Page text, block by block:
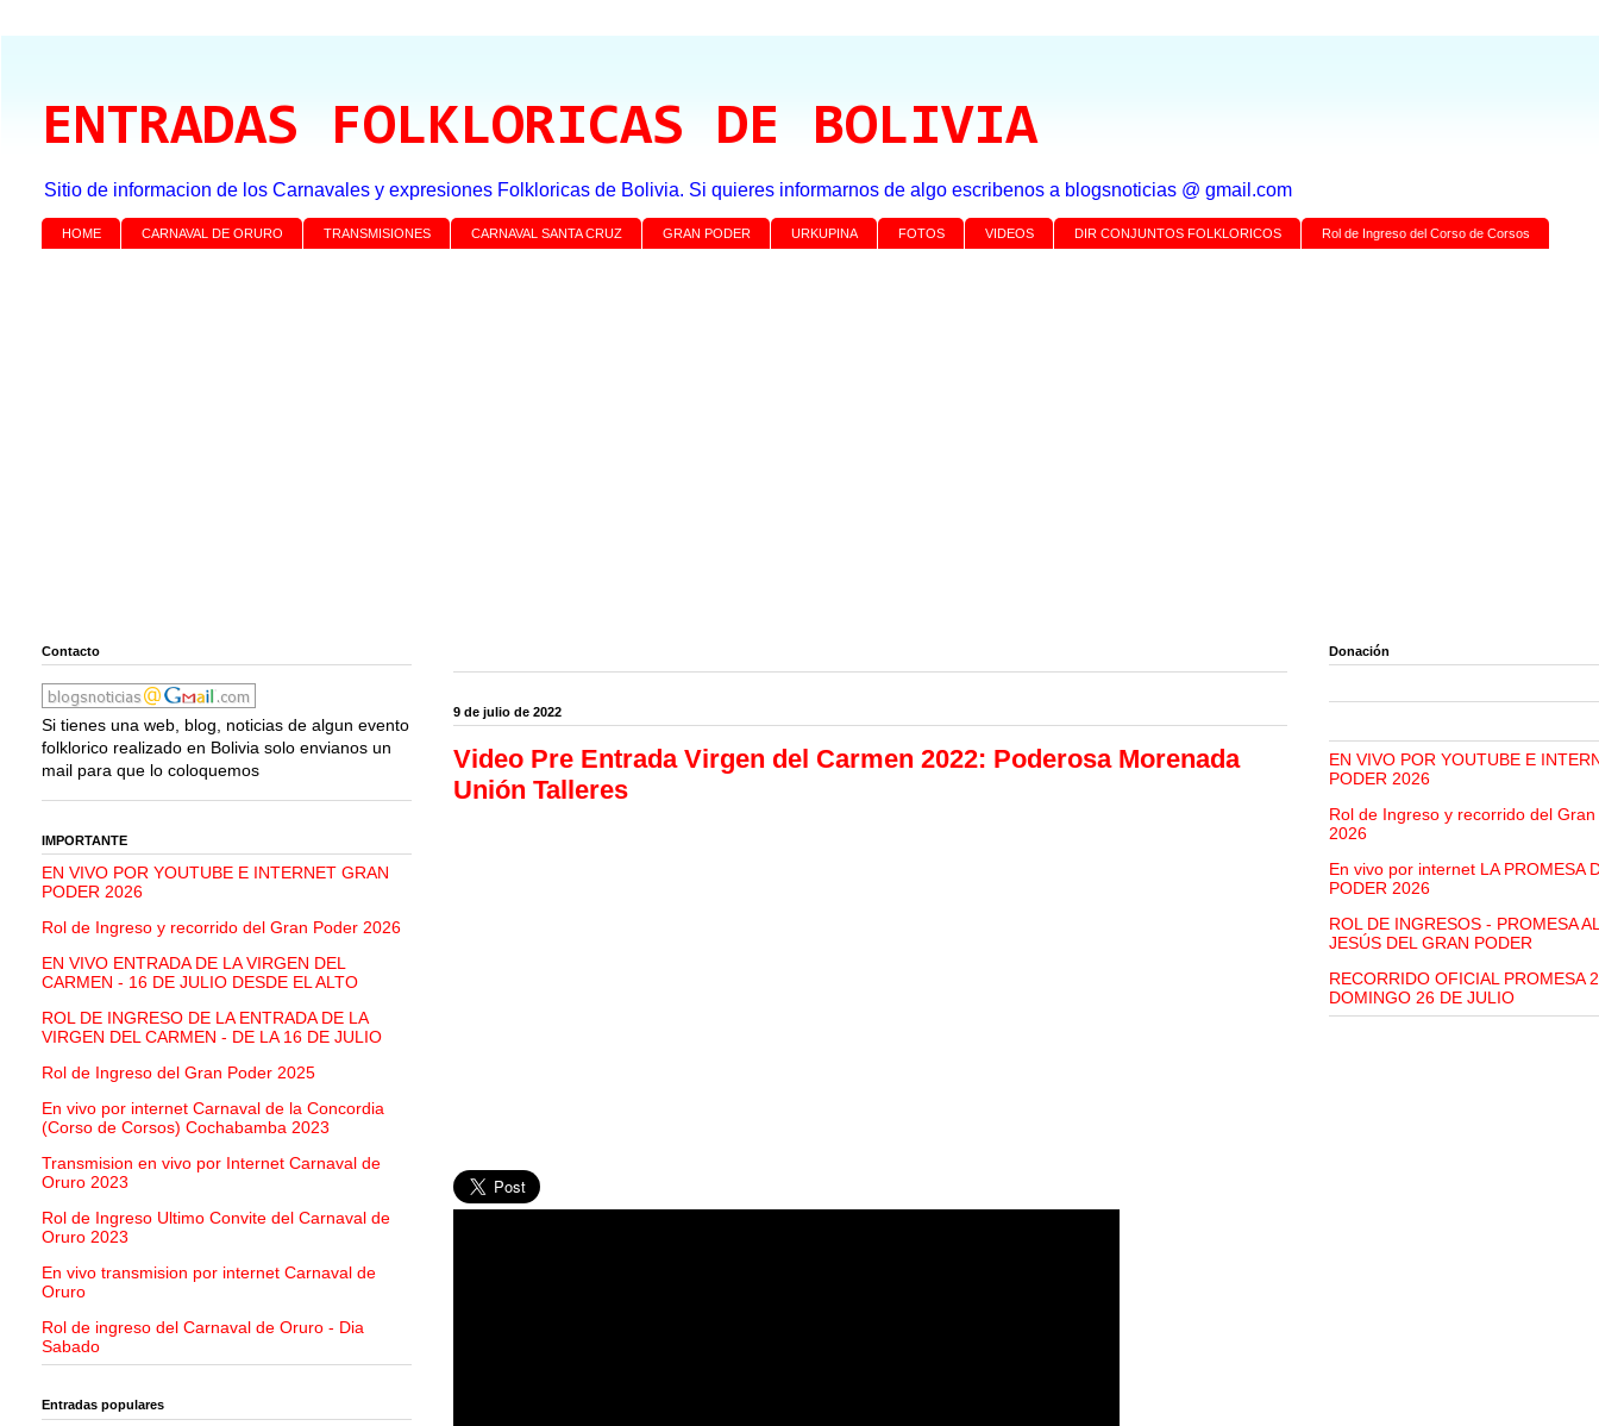
ENTRADAS FOLKLORICAS DE BOLIVIA
Sitio de informacion de los Carnavales y expresiones Folkloricas de Bolivia. Si quieres informarnos de algo escribenos a blogsnoticias @ gmail.com
HOME CARNAVAL DE ORURO TRANSMISIONES CARNAVAL SANTA CRUZ GRAN PODER URKUPINA FOTOS VIDEOS DIR CONJUNTOS FOLKLORICOS Rol de Ingreso del Corso de Corsos
9 de julio de 2022
Video Pre Entrada Virgen del Carmen 2022: Poderosa Morenada
Unión Talleres
Contacto
Si tienes una web, blog, noticias de algun evento
folklorico realizado en Bolivia solo envianos un
mail para que lo coloquemos
IMPORTANTE
EN VIVO POR YOUTUBE E INTERNET GRAN
PODER 2026
Rol de Ingreso y recorrido del Gran Poder 2026
EN VIVO ENTRADA DE LA VIRGEN DEL
CARMEN - 16 DE JULIO DESDE EL ALTO
ROL DE INGRESO DE LA ENTRADA DE LA
VIRGEN DEL CARMEN - DE LA 16 DE JULIO
Rol de Ingreso del Gran Poder 2025
En vivo por internet Carnaval de la Concordia
(Corso de Corsos) Cochabamba 2023
Transmision en vivo por Internet Carnaval de
Oruro 2023
Rol de Ingreso Ultimo Convite del Carnaval de
Oruro 2023
En vivo transmision por internet Carnaval de
Oruro
Rol de ingreso del Carnaval de Oruro - Dia
Sabado
Entradas populares
Donación
EN VIVO POR YOUTUBE E
PODER 2026
Rol de Ingreso y recorrido del
2026
En vivo por internet LA PROMESA
PODER 2026
ROL DE INGRESOS - PROMESA
JESÚS DEL GRAN PODER
RECORRIDO OFICIAL PROMESA
DOMINGO 26 DE JULIO